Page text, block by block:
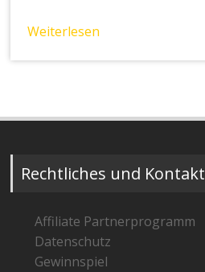
Weiterlesen
Rechtliches und Kontakt
Affiliate Partnerprogramm
Datenschutz
Gewinnspiel